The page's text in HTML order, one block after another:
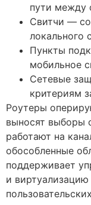
пути между
Свитчи —
локального
Пункты
мобильное
Сетевые
критериям
Роутеры
выносят выборы
работают на
обособленные
поддерживает
и виртуализацию